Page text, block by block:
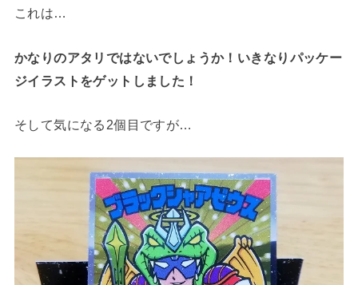
これは…
かなりのアタリではないでしょうか！いきなりパッケー
ジイラストをゲットしました！
そして気になる2個目ですが…